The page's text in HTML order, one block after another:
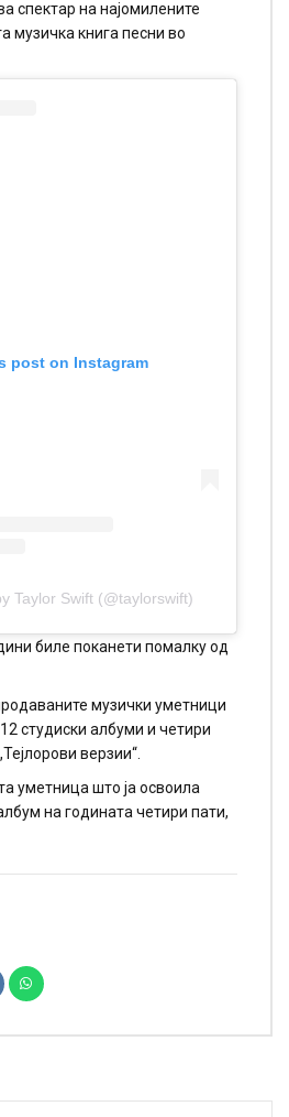
спектар на најомилените
музичка книга песни во
post on Instagram
Taylor Swift (@taylorswift)
биле поканети помалку од
музички уметници
студиски албуми и четири
верзии“.
уметница што ја освоила
на годината четири пати,